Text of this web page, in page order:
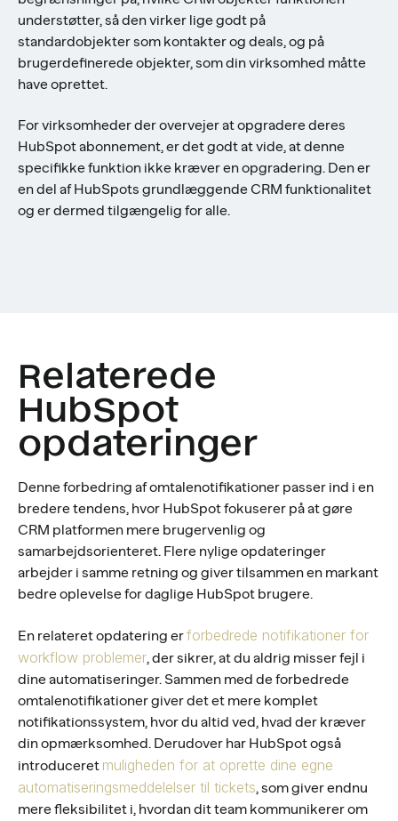
understøtter, så den virker lige godt på
standardobjekter som kontakter og deals, og på
brugerdefinerede objekter, som din virksomhed måtte
have oprettet.
For virksomheder der overvejer at opgradere deres
HubSpot abonnement, er det godt at vide, at denne
specifikke funktion ikke kræver en opgradering. Den er
en del af HubSpots grundlæggende CRM funktionalitet
og er dermed tilgængelig for alle.
Relaterede
HubSpot
opdateringer
Denne forbedring af omtalenotifikationer passer ind i en
bredere tendens, hvor HubSpot fokuserer på at gøre
CRM platformen mere brugervenlig og
samarbejdsorienteret. Flere nylige opdateringer
arbejder i samme retning og giver tilsammen en markant
bedre oplevelse for daglige HubSpot brugere.
En relateret opdatering erforbedrede notifikationer for
workflow problemer, der sikrer, at du aldrig misser fejl i
dine automatiseringer. Sammen med de forbedrede
omtalenotifikationer giver det et mere komplet
notifikationssystem, hvor du altid ved, hvad der kræver
din opmærksomhed. Derudover har HubSpot også
introduceret muligheden for at oprette dine egne
automatiseringsmeddelelser til tickets, som giver endnu
mere fleksibilitet i, hvordan dit team kommunikerer om